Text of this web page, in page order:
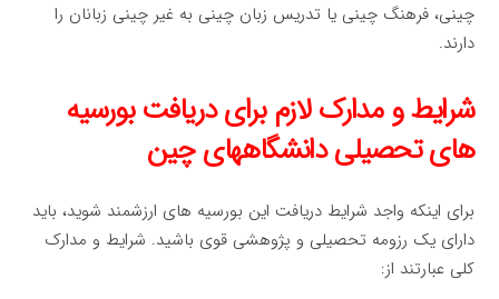
چینی، فرهنگ چینی یا تدریس زبان چینی به غیر چینی زبانان را
دارند.
شرایط و مدارک لازم برای دریافت بورسیه
های تحصیلی دانشگاههای چین
برای اینکه واجد شرایط دریافت این بورسیه های ارزشمند شوید، باید
دارای یک رزومه تحصیلی و پژوهشی قوی باشید. شرایط و مدارک
کلی عبارتند از: